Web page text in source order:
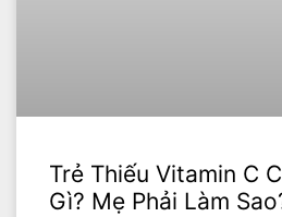
Trẻ Thiếu Vitamin C
Gì? Mẹ Phải Làm